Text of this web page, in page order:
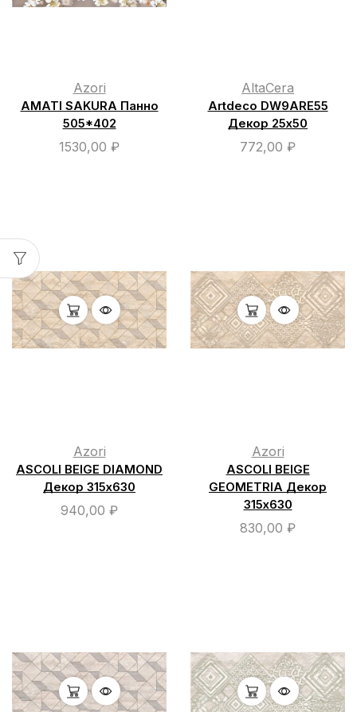
Azori
AMATI SAKURA Панно
505*402
1530,00 ₽
AltaCera
Artdeco DW9ARE55
Декор 25х50
772,00 ₽
Azori
ASCOLI BEIGE DIAMOND
Декор 315х630
940,00 ₽
Azori
ASCOLI BEIGE
GEOMETRIA Декор
315х630
830,00 ₽